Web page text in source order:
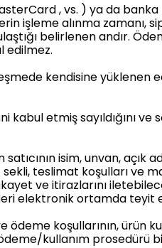
, vs. ) ya da
işleme alınma zamanı,
belirlenen andır.
edilmez.
kendisine
kabul etmiş sayıldığını
isim, unvan,
teslimat koşulları ve
ve itirazlarını
elektronik ortamda teyit
koşullarının, ürün
kullanım